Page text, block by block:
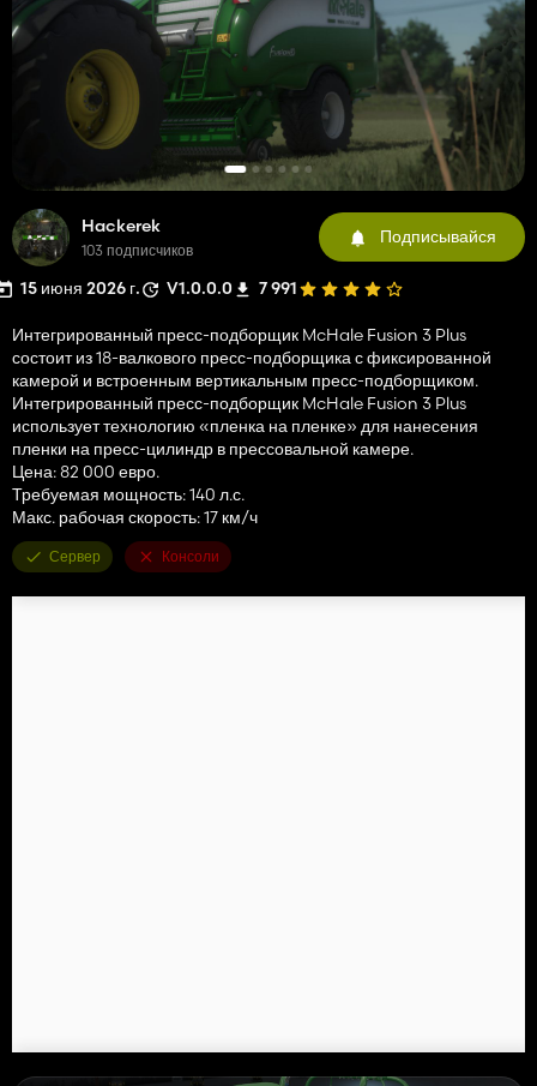
Hackerek
103 подписчиков
Подписывайся
15 июня 2026 г. V1.0.0.0 7 991
Интегрированный пресс-подборщик McHale Fusion 3 Plus
состоит из 18-валкового пресс-подборщика с фиксированной
камерой и встроенным вертикальным пресс-подборщиком.
Интегрированный пресс-подборщик McHale Fusion 3 Plus
использует технологию «пленка на пленке» для нанесения
пленки на пресс-цилиндр в прессовальной камере.
Цена: 82 000 евро.
Требуемая мощность: 140 л.с.
Макс. рабочая скорость: 17 км/ч
Сервер Консоли